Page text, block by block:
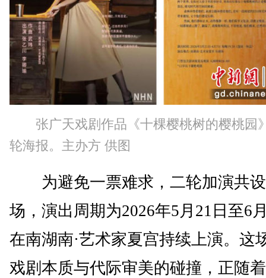
张广天戏剧作品《十棵樱桃树的樱桃园
轮海报。主办方 供图
为避免一票难求，二轮加演共
场，演出周期为2026年5月21日至6
在南湖南·艺术家夏宫持续上演。这
戏剧本质与代际审美的碰撞，正随